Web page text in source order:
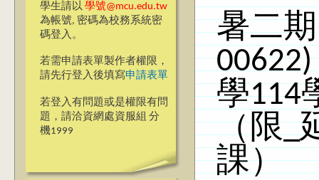
學生請以 學號@mcu.edu.tw
為帳號, 密碼為校務系統密
碼登入。
若需申請表單製作者權限，
請先行登入後填寫申請表單
若登入有問題或是權限有問
題，請洽資網處資服組 分
機1999
暑二
學114
（限_
課）